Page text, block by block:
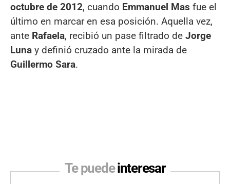
octubre de 2012, cuando Emmanuel Mas fue el
último en marcar en esa posición. Aquella vez,
ante Rafaela, recibió un pase filtrado de Jorge
Luna y definió cruzado ante la mirada de
Guillermo Sara.
Te puedeinteresar